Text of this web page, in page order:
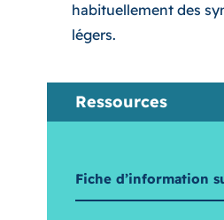
habituellement des
légers.
Ressources
Fiche d’information